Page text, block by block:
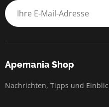
Apemania Shop
Nachrichten, Tipps und